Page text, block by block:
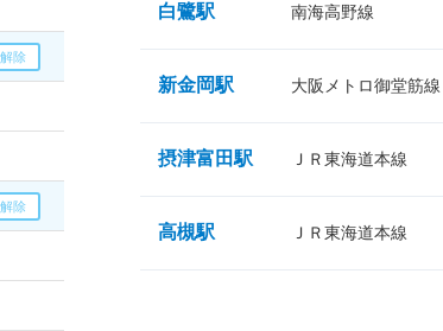
白鷺駅 南海高野線
新金岡駅 大阪メトロ御堂筋線
摂津富田駅 ＪＲ東海道本線
高槻駅 ＪＲ東海道本線